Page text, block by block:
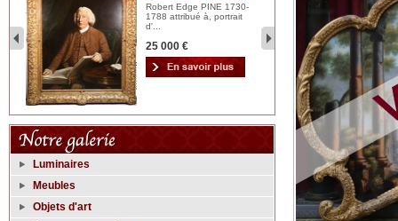
Robert Edge PINE 1730-
1788 attribué à, portrait
d'...
25 000 € 2
Luminaires
Meubles
Objets d'art